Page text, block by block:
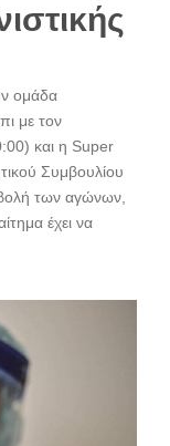
ομάδα
με τον
και η Super
Συμβουλίου
των αγώνων,
έχει να